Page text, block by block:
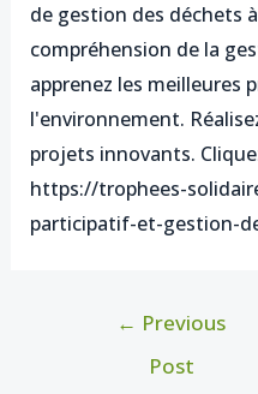
de gestion des déchets
compréhension de la
apprenez les meilleures
l'environnement.
projets innovants.
https://trophees-
participatif-et-gestion-
← Previous
Post